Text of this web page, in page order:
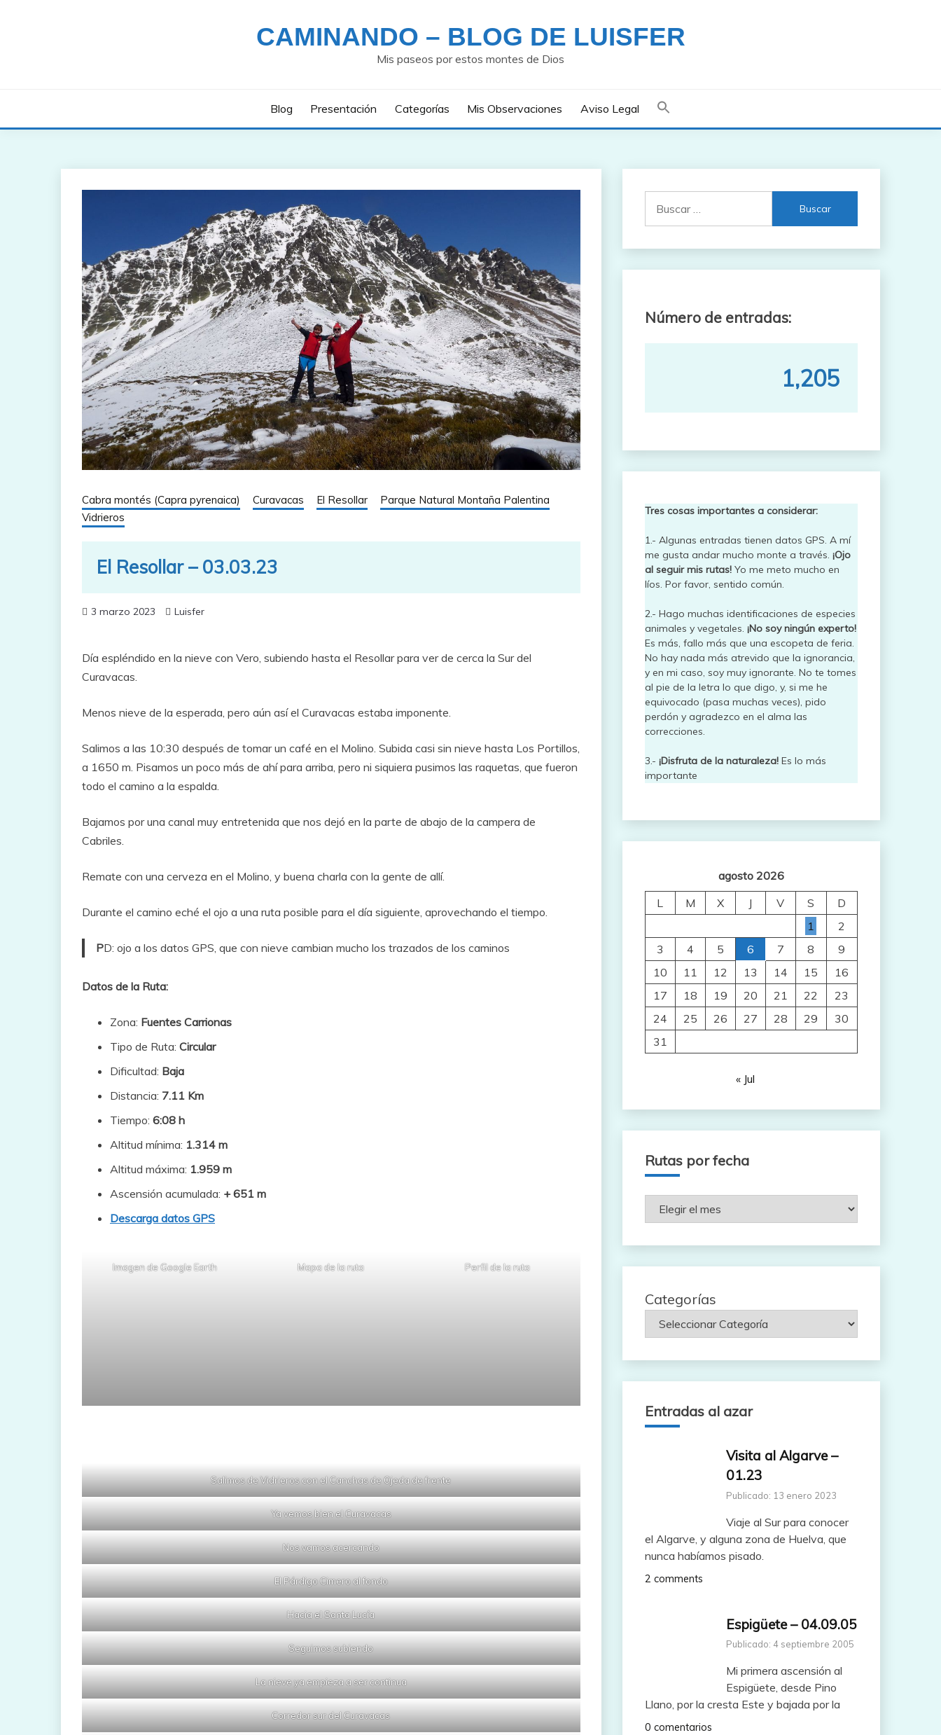
CAMINANDO – BLOG DE LUISFER
Mis paseos por estos montes de Dios
Blog Presentación Categorías Mis Observaciones Aviso Legal
Cabra montés (Capra pyrenaica) Curavacas El Resollar
Parque Natural Montaña Palentina
Vidrieros
El Resollar – 03.03.23
3 marzo 2023 Luisfer
Día espléndido en la nieve con Vero, subiendo hasta el Resollar para ver de cerca la Sur del
Curavacas.
Menos nieve de la esperada, pero aún así el Curavacas estaba imponente.
Salimos a las 10:30 después de tomar un café en el Molino. Subida casi sin nieve hasta Los Portillos,
a 1650 m. Pisamos un poco más de ahí para arriba, pero ni siquiera pusimos las raquetas, que fueron
todo el camino a la espalda.
Bajamos por una canal muy entretenida que nos dejó en la parte de abajo de la campera de
Cabriles.
Remate con una cerveza en el Molino, y buena charla con la gente de allí.
Durante el camino eché el ojo a una ruta posible para el día siguiente, aprovechando el tiempo.
PD: ojo a los datos GPS, que con nieve cambian mucho los trazados de los caminos
Datos de la Ruta:
Zona: Fuentes Carrionas
Tipo de Ruta: Circular
Dificultad: Baja
Distancia: 7.11 Km
Tiempo: 6:08 h
Altitud mínima: 1.314 m
Altitud máxima: 1.959 m
Ascensión acumulada: + 651 m
Descarga datos GPS
Imagen de Google Earth Mapa de la ruta Perfil de la ruta
Salimos de Vidrieros con el Canchas de Ojeda de frente
Ya vemos bien el Curavacas
Nos vamos acercando
El Párdigo Cimero al fondo
Hacia el Santa Lucía
Seguimos subiendo
La nieve ya empieza a ser continua
Corredor sur del Curavacas
Número de entradas:
1,205
Tres cosas importantes a considerar:
1.- Algunas entradas tienen datos GPS. A mí
me gusta andar mucho monte a través. ¡Ojo
al seguir mis rutas!Yo me meto mucho en
líos. Por favor, sentido común.
2.- Hago muchas identificaciones de especies
animales y vegetales. ¡No soy ningún experto!
Es más, fallo más que una escopeta de feria.
No hay nada más atrevido que la ignorancia,
y en mi caso, soy muy ignorante. No te tomes
al pie de la letra lo que digo, y, si me he
equivocado (pasa muchas veces), pido
perdón y agradezco en el alma las
correcciones.
3.- ¡Disfruta de la naturaleza!Es lo más
importante
agosto 2026
L
M X J V S
D
1
2
3
4 5 6 7 8
9
10
11 12 13 14 15
16
17
18 19 20 21 22
23
24
25 26 27 28 29
30
31
« Jul
Rutas por fecha
Rutas
Categorías
Entradas al azar
Visita al Algarve –
01.23
Publicado: 13 enero 2023
Viaje al Sur para conocer
el Algarve, y alguna zona de Huelva, que
nunca habíamos pisado.
2 comments
Espigüete – 04.09.05
Publicado: 4 septiembre 2005
Mi primera ascensión al
Espigüete, desde Pino
Llano, por la cresta Este y bajada por la
0 comentarios